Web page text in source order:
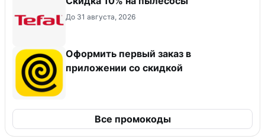
До 31 августа, 2026
Оформить первый заказ в
приложении со скидкой
Все промокоды